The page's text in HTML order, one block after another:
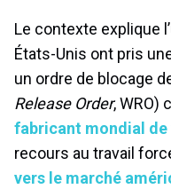
Le contexte explique
États-Unis ont pris
un ordre de blocage
Release Order, WRO)
fabricant mondial de
recours au travail
vers le marché